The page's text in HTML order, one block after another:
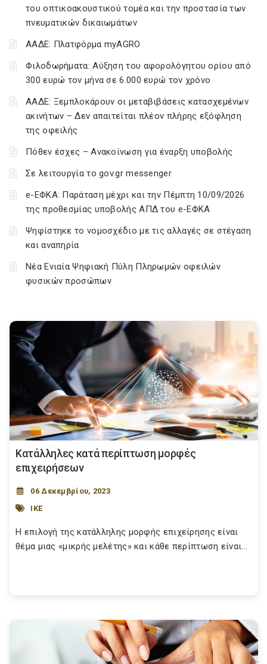
του οπτικοακουστικού τομέα και την προστασία των
πνευματικών δικαιωμάτων
ΑΑΔΕ: Πλατφόρμα myAGRO
Φιλοδωρήματα: Αύξηση του αφορολόγητου ορίου από
300 ευρώ τον μήνα σε 6.000 ευρώ τον χρόνο
ΑΑΔΕ: Ξεμπλοκάρουν οι μεταβιβάσεις κατασχεμένων
ακινήτων – Δεν απαιτείται πλέον πλήρης εξόφληση
της οφειλής
Πόθεν έσχες – Ανακοίνωση για έναρξη υποβολής
Σε λειτουργία το gov.gr messenger
e-ΕΦΚΑ: Παράταση μέχρι και την Πέμπτη 10/09/2026
της προθεσμίας υποβολής ΑΠΔ του e-ΕΦΚΑ
Ψηφίστηκε το νομοσχέδιο με τις αλλαγές σε στέγαση
και αναπηρία
Νέα Ενιαία Ψηφιακή Πύλη Πληρωμών οφειλών
φυσικών προσώπων
Κατάλληλες κατά περίπτωση μορφές
επιχειρήσεων
06 Δεκεμβρίου, 2023
ΙΚΕ
Η επιλογή της κατάλληλης μορφής επιχείρησης είναι
θέμα μιας «μικρής μελέτης» και κάθε περίπτωση είναι...